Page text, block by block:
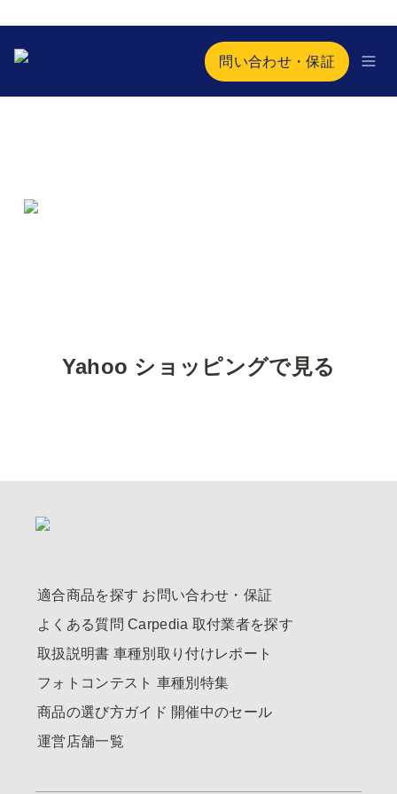
問い合わせ・保証
Yahoo ショッピングで見る
適合商品を探す お問い合わせ・保証
よくある質問 Carpedia 取付業者を探す
取扱説明書 車種別取り付けレポート
フォトコンテスト 車種別特集
商品の選び方ガイド 開催中のセール
運営店舗一覧